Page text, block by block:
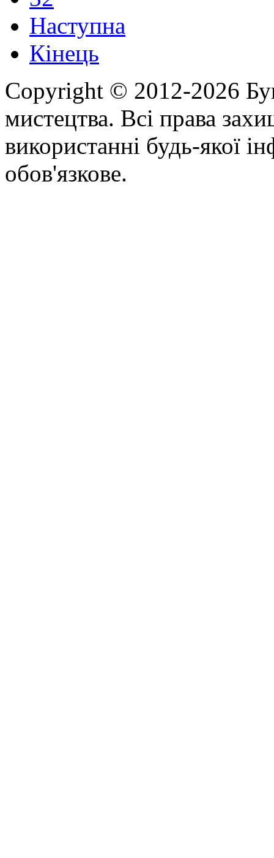
Наступна
Кінець
Copyright © 2012-2026
мистецтва. Всі права
використанні будь-якої
обов'язкове.